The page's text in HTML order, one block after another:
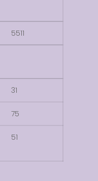
5511
31
75
51